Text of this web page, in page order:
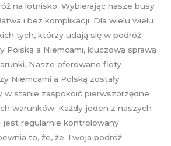
na lotnisko. Wybierając nasze busy
i bez komplikacji. Dla wielu wielu
tych, którzy udają się w podróż
Polską a Niemcami, kluczową sprawą
Nasze oferowane floty
Niemcami a Polską zostały
w stanie zaspokoić pierwszorzędne
warunków. Każdy jeden z naszych
regularnie kontrolowany
to, że, że Twoja podróż